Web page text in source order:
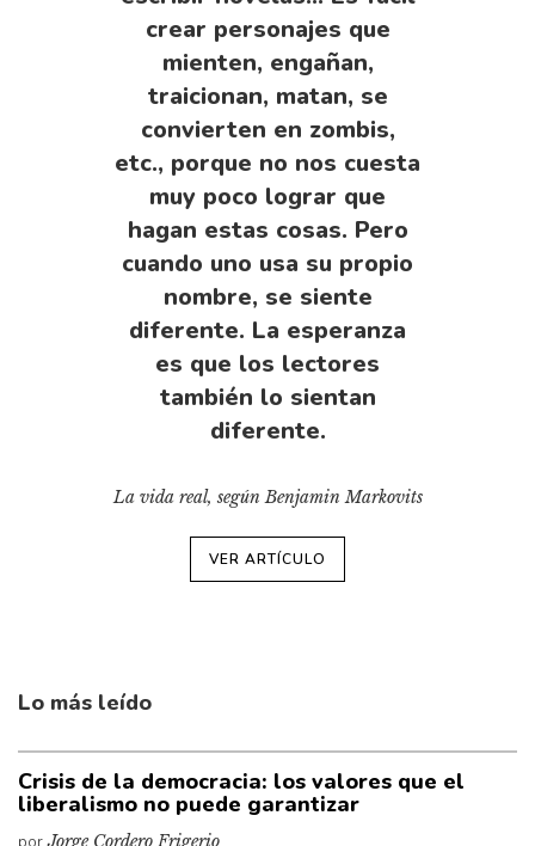
crear personajes que
mienten, engañan,
traicionan, matan, se
convierten en zombis,
etc., porque no nos cuesta
muy poco lograr que
hagan estas cosas. Pero
cuando uno usa su propio
nombre, se siente
diferente. La esperanza
es que los lectores
también lo sientan
diferente.
La vida real, según Benjamin Markovits
VER ARTÍCULO
Lo más leído
Crisis de la democracia: los valores que el
liberalismo no puede garantizar
Jorge Cordero Frigerio